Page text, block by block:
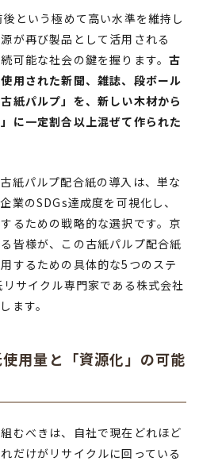
という極めて高い水準を維持し
が再び製品として活用される
可能な社会の鍵を握ります。古
用された新聞、雑誌、段ボール
紙パルプ」を、新しい木材から
に一定割合以上混ぜて作られた
紙パルプ配合紙の導入は、単な
業のSDGs達成度を可視化し、
るための戦略的な選択です。京
皆様が、この古紙パルプ配合紙
するための具体的な5つのステ
サイクル専門家である株式会社
ます。
用量と「資源化」の可能
むべきは、自社で現在どれほど
だけがリサイクルに回っている